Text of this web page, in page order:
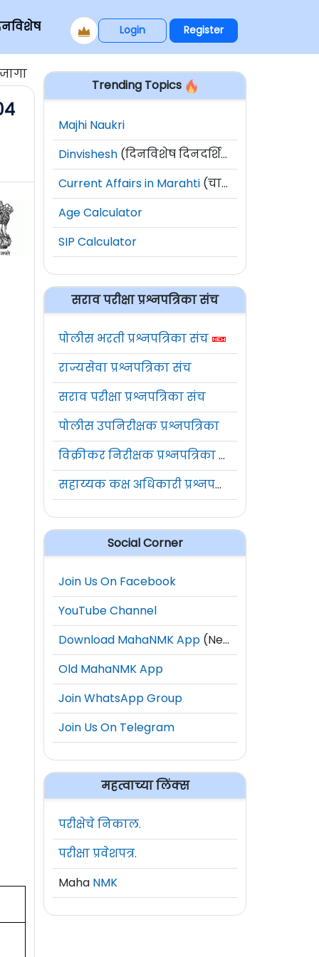
Login Register
Trending Topics
Majhi Naukri
Dinvishesh (दिनविशेष दिनदर्शिका)
Current Affairs in Marahti (चालू घडामोडी)
Age Calculator
SIP Calculator
सराव परीक्षा प्रश्नपत्रिका संच
पोलीस भरती प्रश्नपत्रिका संच
राज्यसेवा प्रश्नपत्रिका संच
सराव परीक्षा प्रश्नपत्रिका संच
पोलीस उपनिरीक्षक प्रश्नपत्रिका
विक्रीकर निरीक्षक प्रश्नपत्रिका संच
सहाय्यक कक्ष अधिकारी प्रश्नपत्रिका संच
Social Corner
Join Us On Facebook
YouTube Channel
Download MahaNMK App (New)
Old MahaNMK App
Join WhatsApp Group
Join Us On Telegram
महत्वाच्या लिंक्स
परीक्षेचे निकाल.
परीक्षा प्रवेशपत्र.
Maha NMK